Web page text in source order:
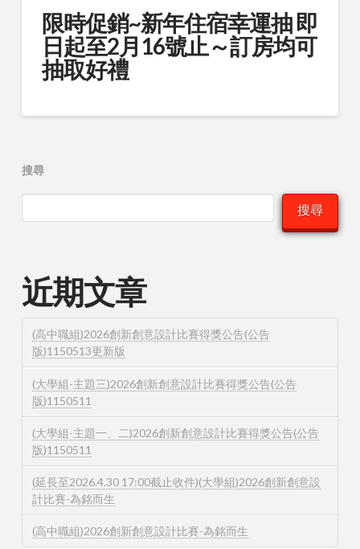
限時促銷~新年住宿幸運抽 即
日起至2月16號止～訂房均可
抽取好禮
搜尋
搜尋
近期文章
(高中職組)2026創新創意設計比賽得獎公告(公告
版)1150513更新版
(大學組-主題三)2026創新創意設計比賽得獎公告(公告
版)1150511
(大學組-主題一、二)2026創新創意設計比賽得獎公告(公告
版)1150511
(延長至2026.4.30 17:00截止收件)(大學組)2026創新創意設
計比賽-為銘而生
(高中職組)2026創新創意設計比賽-為銘而生